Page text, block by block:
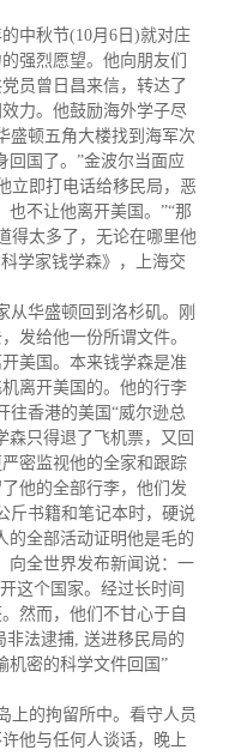
中秋节(10月6日)就对庄
强烈愿望。他向朋友们
员曾日昌来信，转达了
力。他鼓励海外学子尽
盛顿五角大楼找到海军次
回国了。”金波尔当面应
立即打电话给移民局，恶
也不让他离开美国。”“那
得太多了，无论在哪里他
学家钱学森》，上海交
从华盛顿回到洛杉矶。刚
发给他一份所谓文件。
美国。本来钱学森是准
离开美国的。他的行李
往香港的美国“威尔逊总
森只得退了飞机票，又回
密监视他的全家和跟踪
他的全部行李，他们发
斤书籍和笔记本时，硬说
的全部活动证明他是毛的
向全世界发布新闻说：一
这个国家。经过长时间
然而，他们不甘心于自
非法逮捕, 送进移民局的
机密的科学文件回国”
上的拘留所中。看守人员
他与任何人谈话，晚上